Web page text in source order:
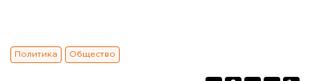
Политика Общество